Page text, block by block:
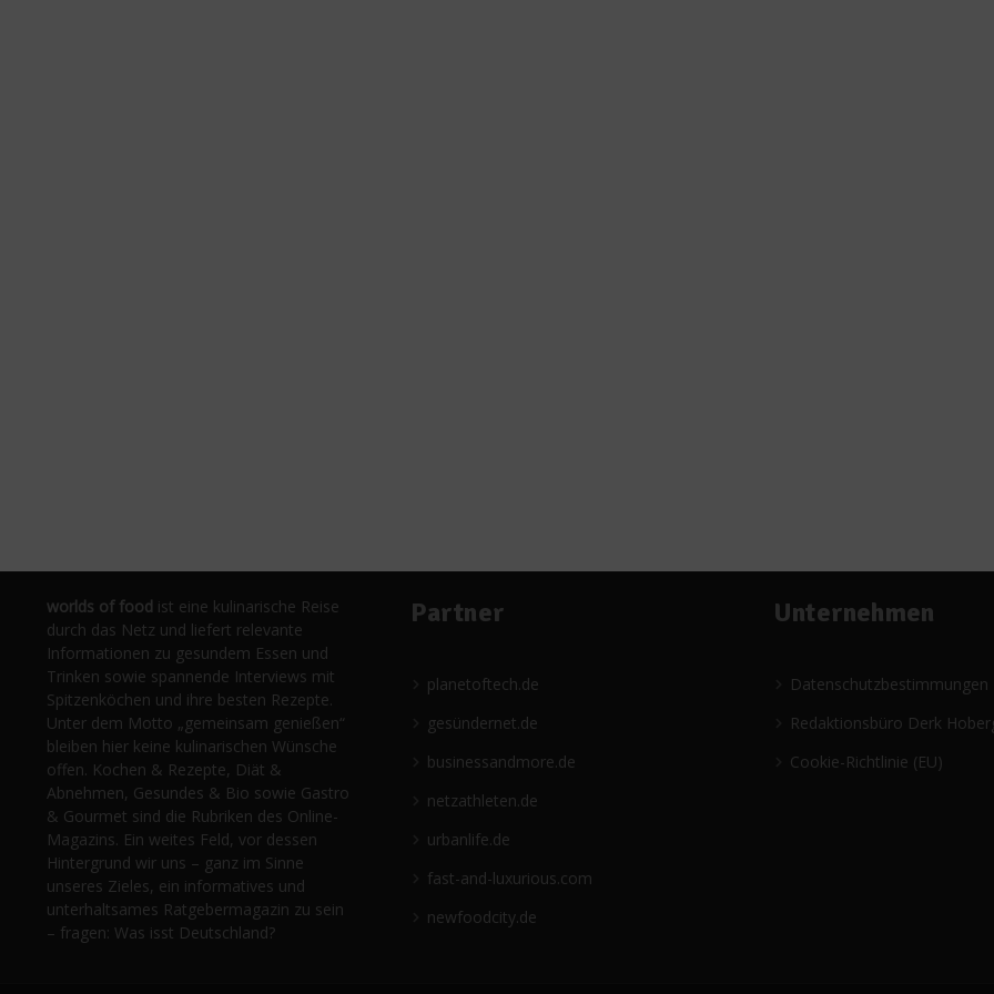
worlds of food ist eine kulinarische Reise
durch das Netz und liefert relevante
Informationen zu gesundem Essen und
Trinken sowie spannende Interviews mit
Spitzenköchen und ihre besten Rezepte.
Unter dem Motto „gemeinsam genießen“
bleiben hier keine kulinarischen Wünsche
offen. Kochen & Rezepte, Diät &
Abnehmen, Gesundes & Bio sowie Gastro
& Gourmet sind die Rubriken des Online-
Magazins. Ein weites Feld, vor dessen
Hintergrund wir uns – ganz im Sinne
unseres Zieles, ein informatives und
unterhaltsames Ratgebermagazin zu sein
– fragen: Was isst Deutschland?
Partner
planetoftech.de
gesündernet.de
businessandmore.de
netzathleten.de
urbanlife.de
fast-and-luxurious.com
newfoodcity.de
Unternehmen
Datenschutzbestimmungen
Redaktionsbüro Derk
Cookie-Richtlinie (EU)